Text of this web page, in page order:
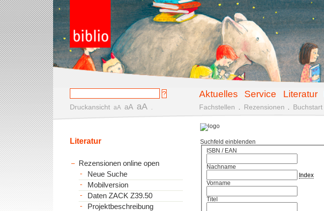
Aktuelles Service Literatur
Druckansicht aA aA aA Fachstellen Rezensionen Buchstart
Suchfeld einblenden
ISBN / EAN
Nachname
Index
Vorname
Titel
Literatur
Rezensionen online open
Neue Suche
Mobilversion
Daten ZACK Z39.50
Projektbeschreibung